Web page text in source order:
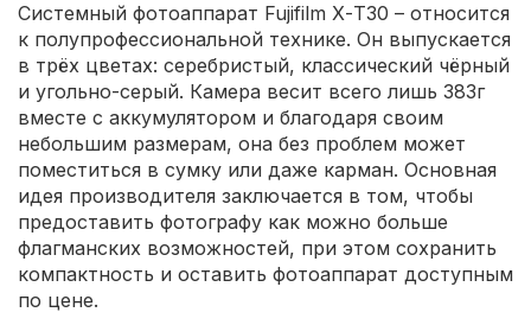
Системный фотоаппарат Fujifilm Х-Т30 – относится
к полупрофессиональной технике. Он выпускается
в трёх цветах: серебристый, классический чёрный
и угольно-серый. Камера весит всего лишь 383г
вместе с аккумулятором и благодаря своим
небольшим размерам, она без проблем может
поместиться в сумку или даже карман. Основная
идея производителя заключается в том, чтобы
предоставить фотографу как можно больше
флагманских возможностей, при этом сохранить
компактность и оставить фотоаппарат доступным
по цене.